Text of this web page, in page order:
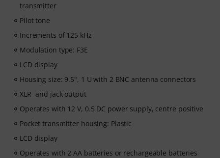
transmitter
Pilot tone
Increments of 125 kHz
Modulation type: F3E
LCD display
Housing size: 9.5", 1 U with 2 BNC antenna connectors
XLR- and jack output
Operates with 12 V, 0.5 DC power supply, centre positive
Pocket transmitter housing: Plastic
LCD display
Operates with 2 AA batteries or rechargeable batteries